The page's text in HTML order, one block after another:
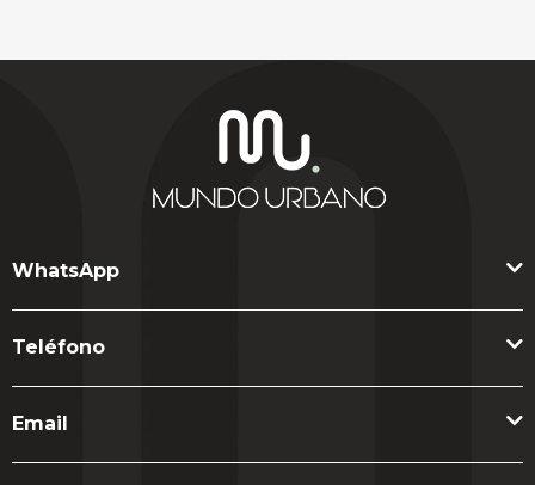
WhatsApp
Teléfono
Email